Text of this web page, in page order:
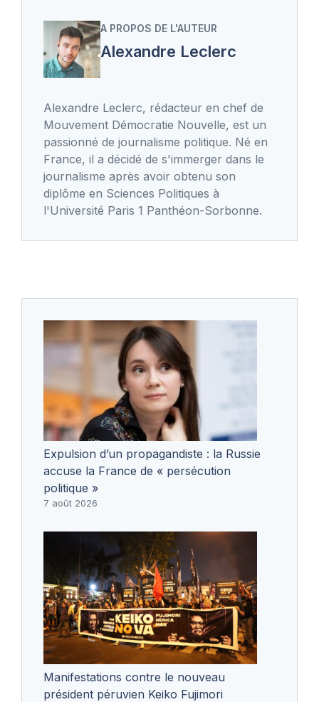
A PROPOS DE L'AUTEUR
Alexandre Leclerc
Alexandre Leclerc, rédacteur en chef de
Mouvement Démocratie Nouvelle, est un
passionné de journalisme politique. Né en
France, il a décidé de s'immerger dans le
journalisme après avoir obtenu son
diplôme en Sciences Politiques à
l'Université Paris 1 Panthéon-Sorbonne.
Expulsion d’un propagandiste : la Russie
accuse la France de « persécution
politique »
7 août 2026
Manifestations contre le nouveau
président péruvien Keiko Fujimori